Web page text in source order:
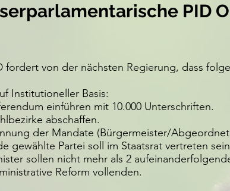
PID
fordert von der nächsten Regierung, dass
Basis:
einführen mit 10.000 Unterschriften.
abschaffen.
der Mandate (Bürgermeister/
Partei soll im Staatsrat vertreten
sollen nicht mehr als 2
Reform vollenden.